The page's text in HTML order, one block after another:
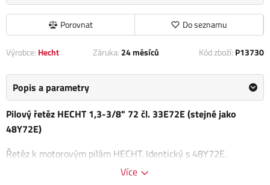
Porovnat Do seznamu
Výrobce: Hecht Záruka: 24 měsíců Kód zboží: P13730
Popis a parametry
Pilový řetěz HECHT 1,3-3/8" 72 čl. 33E72E (stejné jako
48Y72E)
Řetěz k motorovým pilám HECHT. Identický s 48Y72E.
Více